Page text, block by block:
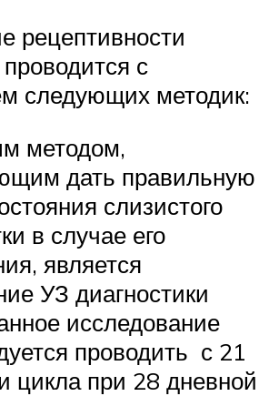
рецептивности
с
следующих методик:
методом,
дать правильную
слизистого
в случае его
является
УЗ диагностики
исследование
проводить с 21
цикла при 28 дневной